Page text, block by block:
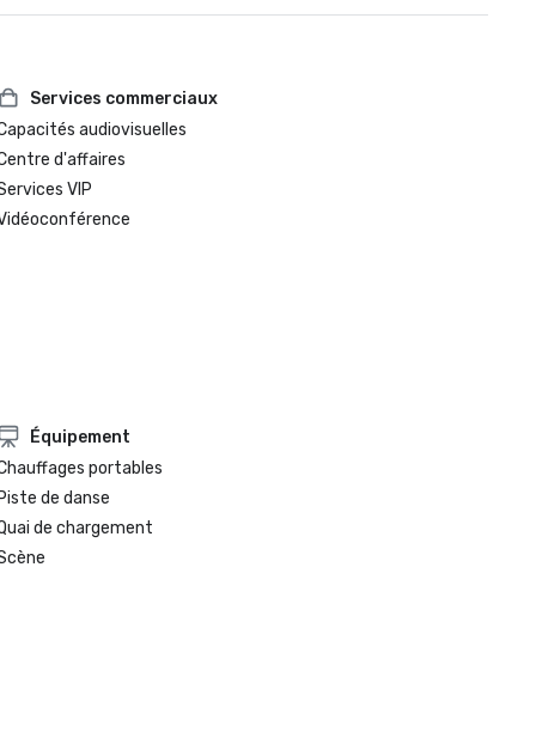
Services commerciaux
audiovisuelles
d'affaires
VIP
Équipement
portables
Piste de danse
de chargement